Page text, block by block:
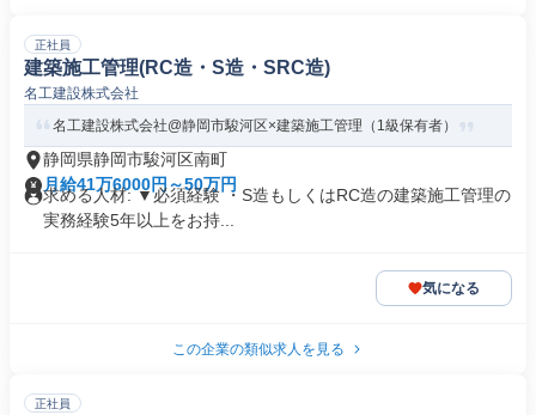
正社員
建築施工管理(RC造・S造・SRC造)
名工建設株式会社
名工建設株式会社@静岡市駿河区×建築施工管理（1級保有者）
静岡県静岡市駿河区南町
月給41万6000円～50万円
求める人材: ▼必須経験 ・S造もしくはRC造の建築施工管理の
実務経験5年以上をお持...
気になる
この企業の類似求人を見る
正社員